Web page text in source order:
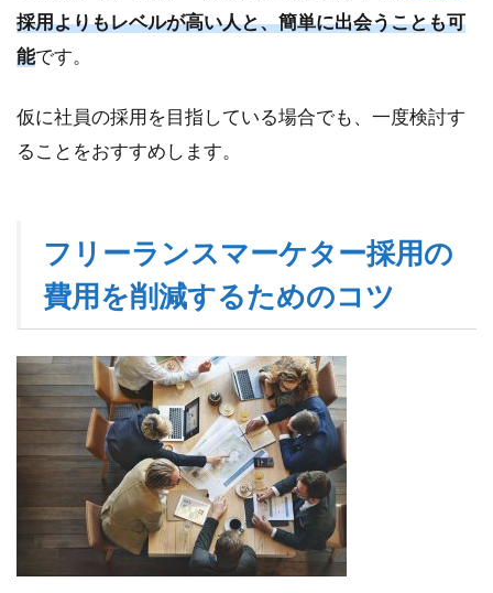
を
削
る
た
2.1
①：
そも
採用
活動
の効
率化
にフ
ラン
スマ
ター
採用よりもレベルが高い人と、簡単に出会うことも可
能です。
仮に社員の採用を目指している場合でも、一度検討す
ることをおすすめします。
フリーランスマーケター採用の
費用を削減するためのコツ